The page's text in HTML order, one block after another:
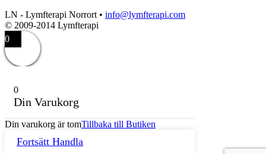
LN - Lymfterapi Norrort • info@lymfterapi.com
© 2009-2014 Lymfterapi
0
0
Din Varukorg
Din varukorg är tomTillbaka till Butiken
Fortsätt Handla